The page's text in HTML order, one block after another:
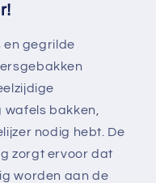
en gegrilde
bakken,
nodig hebt. De
zorgt ervoor dat
worden aan de